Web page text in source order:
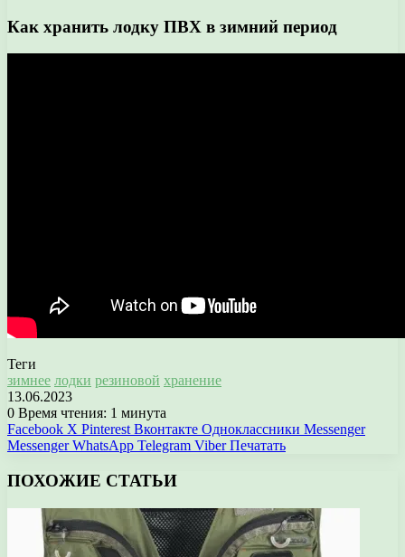
Как хранить лодку ПВХ в зимний период
Теги
зимнее лодки резиновой хранение
13.06.2023
0 Время чтения: 1 минута
Facebook X Pinterest Вконтакте Одноклассники Messenger
Messenger WhatsApp Telegram Viber Печатать
ПОХОЖИЕ СТАТЬИ